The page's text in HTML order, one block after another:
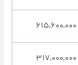
۶۱۵,۶۰۰,۰۰۰
۳۱۷,۰۰۰,۰۰۰